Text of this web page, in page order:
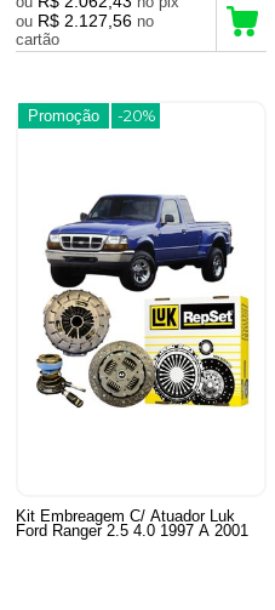
ou R$ 2.127,56 no
cartão
Promoção -20%
Kit Embreagem C/ Atuador Luk
Ford Ranger 2.5 4.0 1997 A 2001